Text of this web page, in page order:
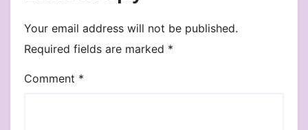
Your email address will not be published.
Required fields are marked *
Comment *